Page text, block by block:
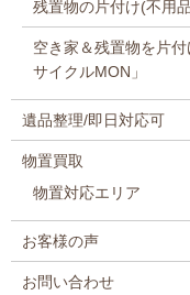
残置物の片付け(不用
空き家＆残置物を片
サイクルMON」
遺品整理/即日対応可
物置買取
物置対応エリア
お客様の声
お問い合わせ